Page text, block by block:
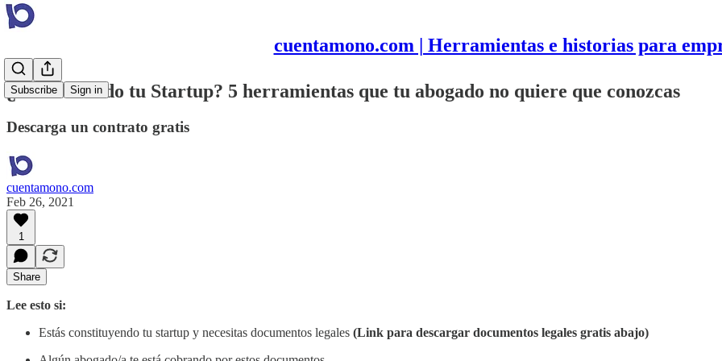
cuentamono.com | Herramientas e historias para
Subscribe Sign in
¿Comenzando tu Startup? 5 herramientas que tu abogado no quiere que conozcas
Descarga un contrato gratis
cuentamono.com
Feb 26, 2021
1
Share
Lee esto si:
Estás constituyendo tu startup y necesitas documentos legales (Link para descargar documentos legales gratis abajo)